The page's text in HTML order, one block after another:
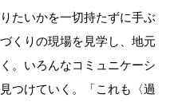
たいかを一切持たずに手ぶ
くりの現場を見学し、地元
。いろんなコミュニケーシ
つけていく。「これも〈過